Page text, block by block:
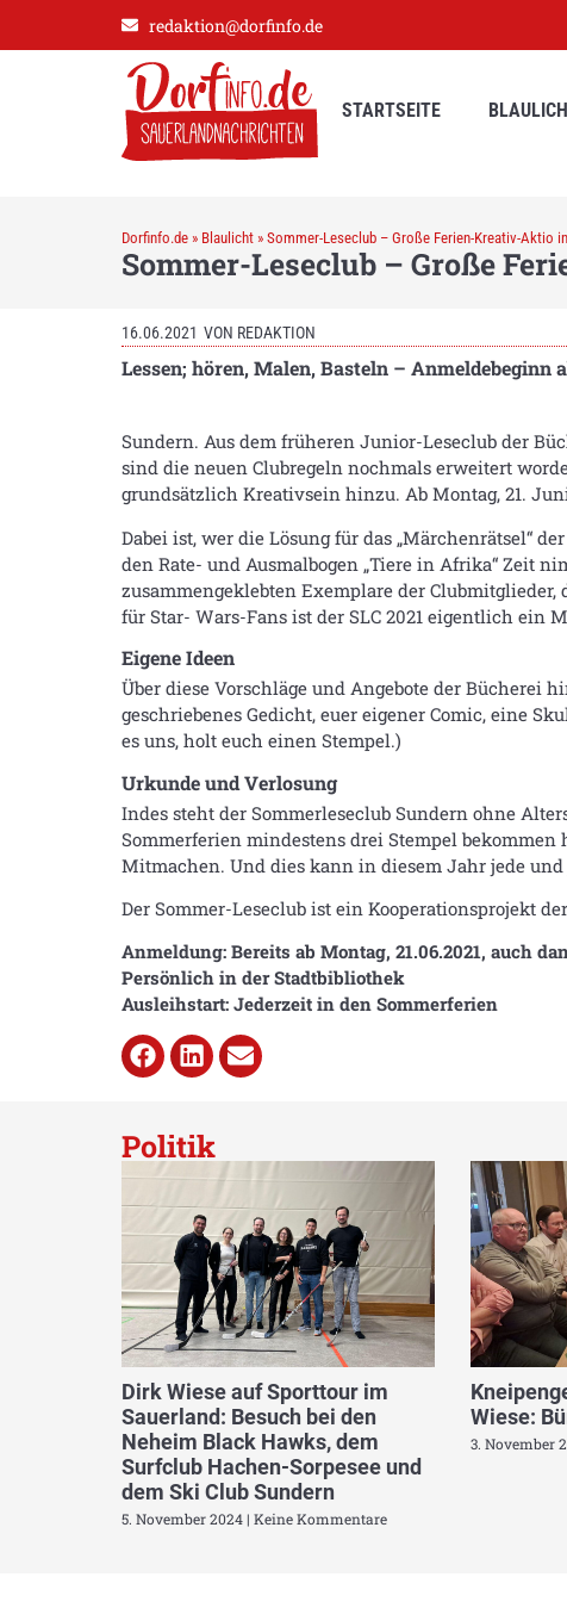
redaktion@dorfinfo.de
STARTSEITE
Dorfinfo.de » Blaulicht » Sommer-Leseclub – Große Ferien-Kreativ-Aktio
Sommer-Leseclub – Große
16.06.2021 VON REDAKTION
Lessen; hören, Malen, Basteln – Anmeldebeginn
Sundern. Aus dem früheren Junior-Leseclub der
sind die neuen Clubregeln nochmals erweitert
grundsätzlich Kreativsein hinzu. Ab Montag, 21.
Dabei ist, wer die Lösung für das „Märchenrätsel“
den Rate- und Ausmalbogen „Tiere in Afrika“ Zeit
zusammengeklebten Exemplare der Clubmitglieder,
für Star- Wars-Fans ist der SLC 2021 eigentlich ein
Eigene Ideen
Über diese Vorschläge und Angebote der Bücherei
geschriebenes Gedicht, euer eigener Comic, eine
es uns, holt euch einen Stempel.)
Urkunde und Verlosung
Indes steht der Sommerleseclub Sundern ohne
Sommerferien mindestens drei Stempel
Mitmachen. Und dies kann in diesem Jahr jede und
Der Sommer-Leseclub ist ein Kooperationsprojekt
Anmeldung: Bereits ab Montag, 21.06.2021, auch
Persönlich in der Stadtbibliothek
Ausleihstart: Jederzeit in den Sommerferien
Politik
Dirk Wiese auf Sporttour im
Sauerland: Besuch bei den
Neheim Black Hawks, dem
Surfclub Hachen-Sorpesee und
dem Ski Club Sundern
5. November 2024 Keine Kommentare
Wiese:
3. November